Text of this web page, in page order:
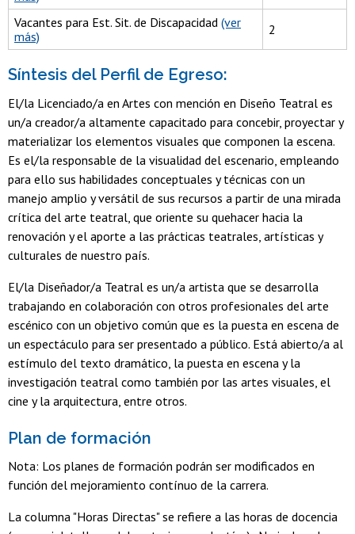
Vacantes para Est. Sit. de Discapacidad (ver
más)
2
Síntesis del Perfil de Egreso:
El/la Licenciado/a en Artes con mención en Diseño Teatral es
un/a creador/a altamente capacitado para concebir, proyectar y
materializar los elementos visuales que componen la escena.
Es el/la responsable de la visualidad del escenario, empleando
para ello sus habilidades conceptuales y técnicas con un
manejo amplio y versátil de sus recursos a partir de una mirada
crítica del arte teatral, que oriente su quehacer hacia la
renovación y el aporte a las prácticas teatrales, artísticas y
culturales de nuestro país.
El/la Diseñador/a Teatral es un/a artista que se desarrolla
trabajando en colaboración con otros profesionales del arte
escénico con un objetivo común que es la puesta en escena de
un espectáculo para ser presentado a público. Está abierto/a al
estímulo del texto dramático, la puesta en escena y la
investigación teatral como también por las artes visuales, el
cine y la arquitectura, entre otros.
Plan de formación
Nota: Los planes de formación podrán ser modificados en
función del mejoramiento contínuo de la carrera.
La columna "Horas Directas" se refiere a las horas de docencia